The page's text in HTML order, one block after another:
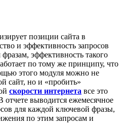
позиции сайта в
и эффективность запросов
эффективность такого
по тому же принципу, что
этого модуля можно не
сайт, но и «пробить»
скорости интернета все это
отчете выводится ежемесячное
для каждой ключевой фразы,
по этим запросам и